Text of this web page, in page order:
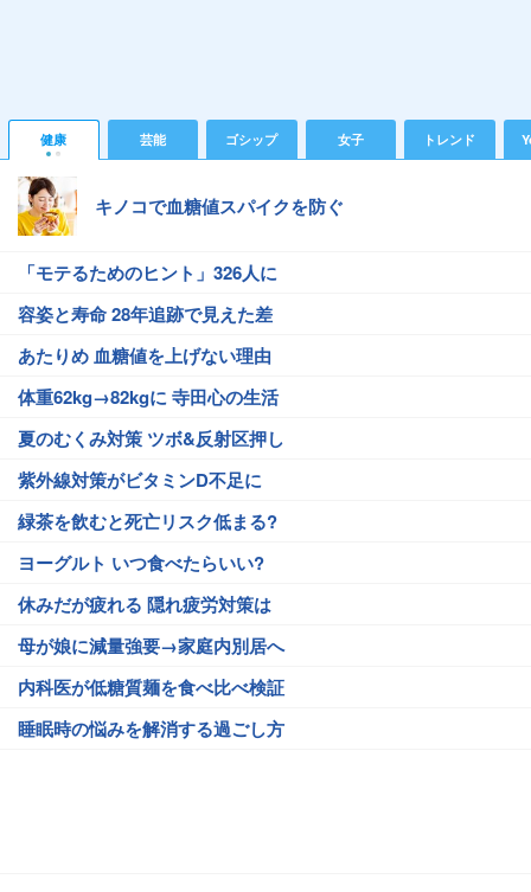
健康 芸能 ゴシップ 女子 トレンド
キノコで血糖値スパイクを防ぐ
「モテるためのヒント」326人に
容姿と寿命 28年追跡で見えた差
あたりめ 血糖値を上げない理由
体重62kg→82kgに 寺田心の生活
夏のむくみ対策 ツボ&反射区押し
紫外線対策がビタミンD不足に
緑茶を飲むと死亡リスク低まる?
ヨーグルト いつ食べたらいい?
休みだが疲れる 隠れ疲労対策は
母が娘に減量強要→家庭内別居へ
内科医が低糖質麺を食べ比べ検証
睡眠時の悩みを解消する過ごし方